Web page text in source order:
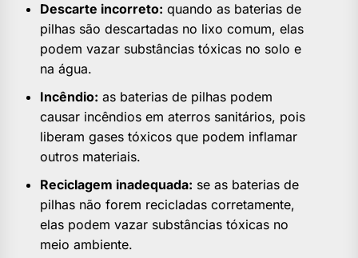
Descarte incorreto: quando as baterias de
pilhas são descartadas no lixo comum, elas
podem vazar substâncias tóxicas no solo e
na água.
Incêndio: as baterias de pilhas podem
causar incêndios em aterros sanitários, pois
liberam gases tóxicos que podem inflamar
outros materiais.
Reciclagem inadequada: se as baterias de
pilhas não forem recicladas corretamente,
elas podem vazar substâncias tóxicas no
meio ambiente.